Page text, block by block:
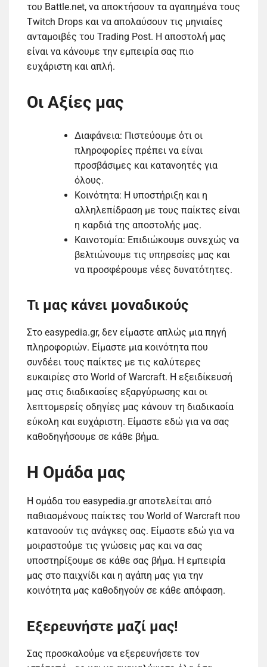
του Battle.net, να αποκτήσουν τα αγαπημένα τους
Twitch Drops και να απολαύσουν τις μηνιαίες
ανταμοιβές του Trading Post. Η αποστολή μας
είναι να κάνουμε την εμπειρία σας πιο
ευχάριστη και απλή.
Οι Αξίες μας
Διαφάνεια: Πιστεύουμε ότι οι
πληροφορίες πρέπει να είναι
προσβάσιμες και κατανοητές για
όλους.
Κοινότητα: Η υποστήριξη και η
αλληλεπίδραση με τους παίκτες είναι
η καρδιά της αποστολής μας.
Καινοτομία: Επιδιώκουμε συνεχώς να
βελτιώνουμε τις υπηρεσίες μας και
να προσφέρουμε νέες δυνατότητες.
Τι μας κάνει μοναδικούς
Στο easypedia.gr, δεν είμαστε απλώς μια πηγή
πληροφοριών. Είμαστε μια κοινότητα που
συνδέει τους παίκτες με τις καλύτερες
ευκαιρίες στο World of Warcraft. Η εξειδίκευσή
μας στις διαδικασίες εξαργύρωσης και οι
λεπτομερείς οδηγίες μας κάνουν τη διαδικασία
εύκολη και ευχάριστη. Είμαστε εδώ για να σας
καθοδηγήσουμε σε κάθε βήμα.
Η Ομάδα μας
Η ομάδα του easypedia.gr αποτελείται από
παθιασμένους παίκτες του World of Warcraft που
κατανοούν τις ανάγκες σας. Είμαστε εδώ για να
μοιραστούμε τις γνώσεις μας και να σας
υποστηρίξουμε σε κάθε σας βήμα. Η εμπειρία
μας στο παιχνίδι και η αγάπη μας για την
κοινότητα μας καθοδηγούν σε κάθε απόφαση.
Εξερευνήστε μαζί μας!
Σας προσκαλούμε να εξερευνήσετε τον